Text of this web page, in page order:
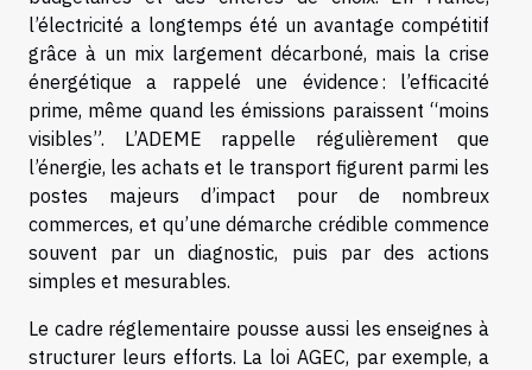
l’électricité a longtemps été un avantage compétitif
grâce à un mix largement décarboné, mais la crise
énergétique a rappelé une évidence : l’efficacité
prime, même quand les émissions paraissent “moins
visibles”. L’ADEME rappelle régulièrement que
l’énergie, les achats et le transport figurent parmi les
postes majeurs d’impact pour de nombreux
commerces, et qu’une démarche crédible commence
souvent par un diagnostic, puis par des actions
simples et mesurables.
Le cadre réglementaire pousse aussi les enseignes à
structurer leurs efforts. La loi AGEC, par exemple, a